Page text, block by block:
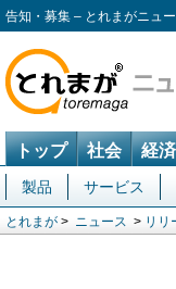
告知・募集 – とれまがニュ
トップ 社会 経済
製品 サービス
とれまが > ニュース > リリ